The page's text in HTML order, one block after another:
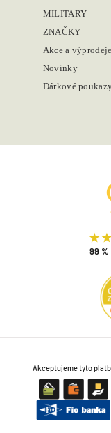
MILITARY
ZNAČKY
Akce a výprodeje
Novinky
Dárkové
99
Akceptujeme tyto